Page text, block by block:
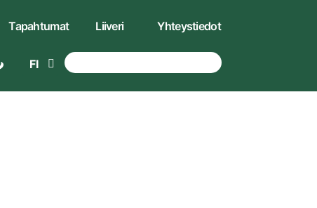
Tapahtumat Liiveri Yhteystiedot
FI